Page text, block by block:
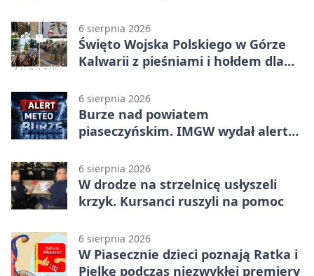
6 sierpnia 2026
Święto Wojska Polskiego w Górze
Kalwarii z pieśniami i hołdem dla
6 sierpnia 2026
Burze nad powiatem
piaseczyńskim. IMGW wydał alert
6 sierpnia 2026
W drodze na strzelnicę usłyszeli
krzyk. Kursanci ruszyli na pomoc
6 sierpnia 2026
W Piasecznie dzieci poznają Ratka i
Pielkę podczas niezwykłej premiery